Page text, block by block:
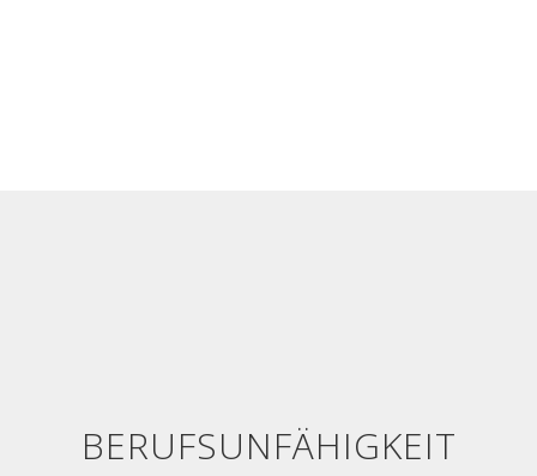
BERUFSUNFÄHIGKEIT